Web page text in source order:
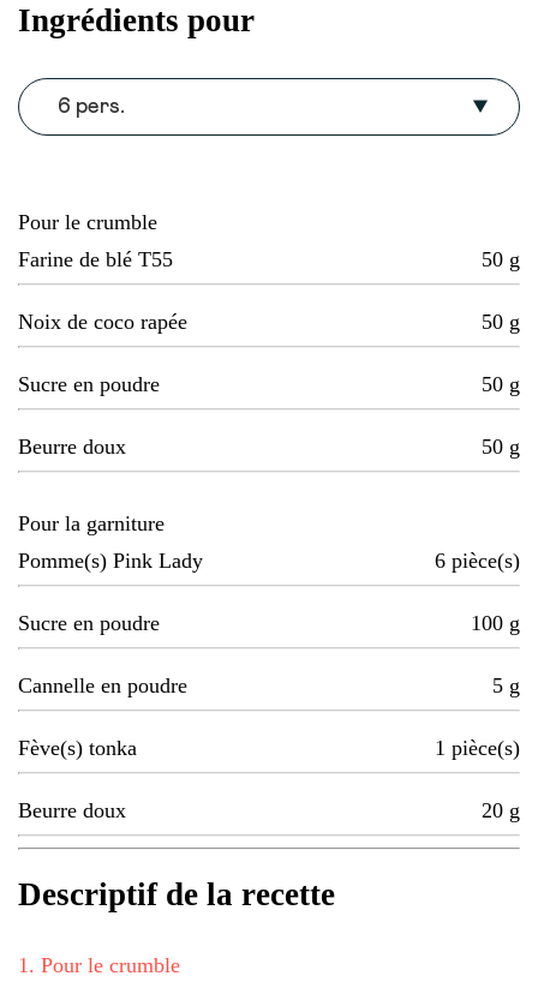
Ingrédients pour
6 pers.
Pour le crumble
Farine de blé T55
50 g
Noix de coco rapée 50 g
Sucre en poudre 50 g
Beurre doux 50 g
Pour la garniture
Pomme(s) Pink Lady
6 pièce(s)
Sucre en poudre 100 g
Cannelle en poudre 5 g
Fève(s) tonka 1 pièce(s)
Beurre doux 20 g
Descriptif de la recette
1 . Pour le crumble